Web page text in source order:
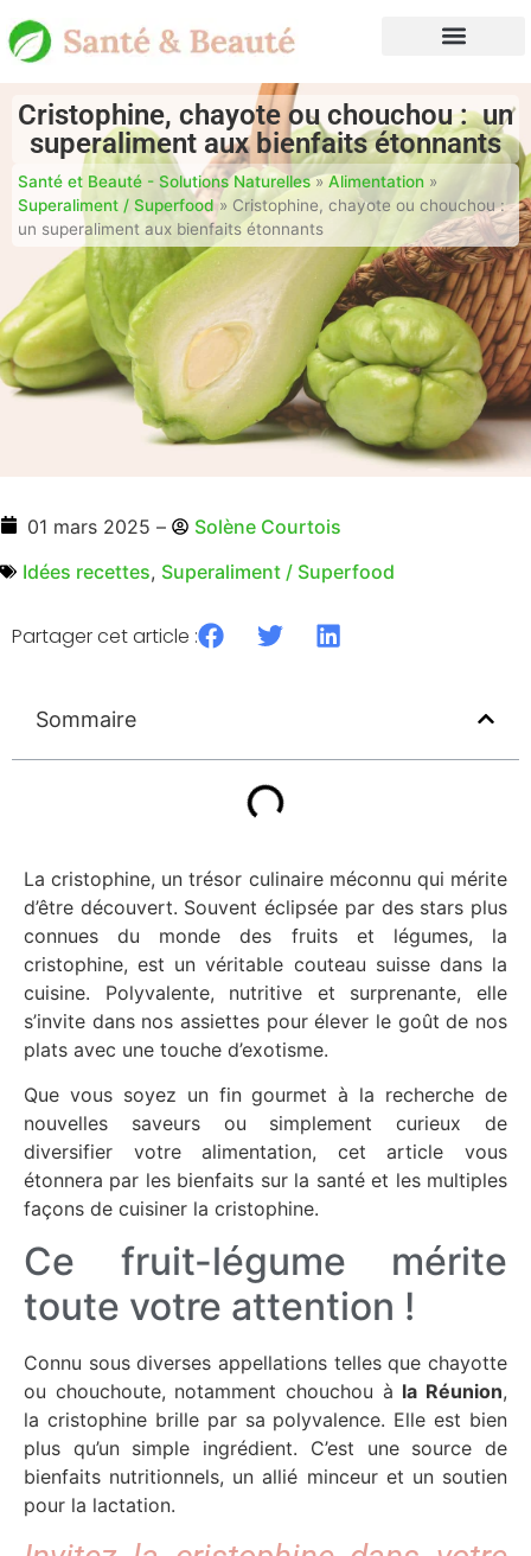
Cristophine, chayote ou chouchou : un
superaliment aux bienfaits étonnants
Santé et Beauté - Solutions Naturelles» Alimentation »
Superaliment / Superfood» Cristophine, chayote ou chouchou :
un superaliment aux bienfaits étonnants
01 mars 2025 –
Solène Courtois
Idées recettes, Superaliment / Superfood
Partager cet article :
Sommaire
La cristophine, un trésor culinaire méconnu qui mérite
d’être découvert. Souvent éclipsée par des stars plus
connues du monde des fruits et légumes, la
cristophine, est un véritable couteau suisse dans la
cuisine. Polyvalente, nutritive et surprenante, elle
s’invite dans nos assiettes pour élever le goût de nos
plats avec une touche d’exotisme.
Que vous soyez un fin gourmet à la recherche de
nouvelles saveurs ou simplement curieux de
diversifier votre alimentation, cet article vous
étonnera par les bienfaits sur la santé et les multiples
façons de cuisiner la cristophine.
Ce fruit-légume mérite
toute votre attention !
Connu sous diverses appellations telles que chayotte
ou chouchoute, notamment chouchou à la Réunion,
la cristophine brille par sa polyvalence. Elle est bien
plus qu’un simple ingrédient. C’est une source de
bienfaits nutritionnels, un allié minceur et un soutien
pour la lactation.